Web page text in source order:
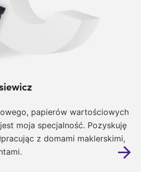
papierów wartościowych
moja specjalność. Pozyskuję
z domami maklerskimi,